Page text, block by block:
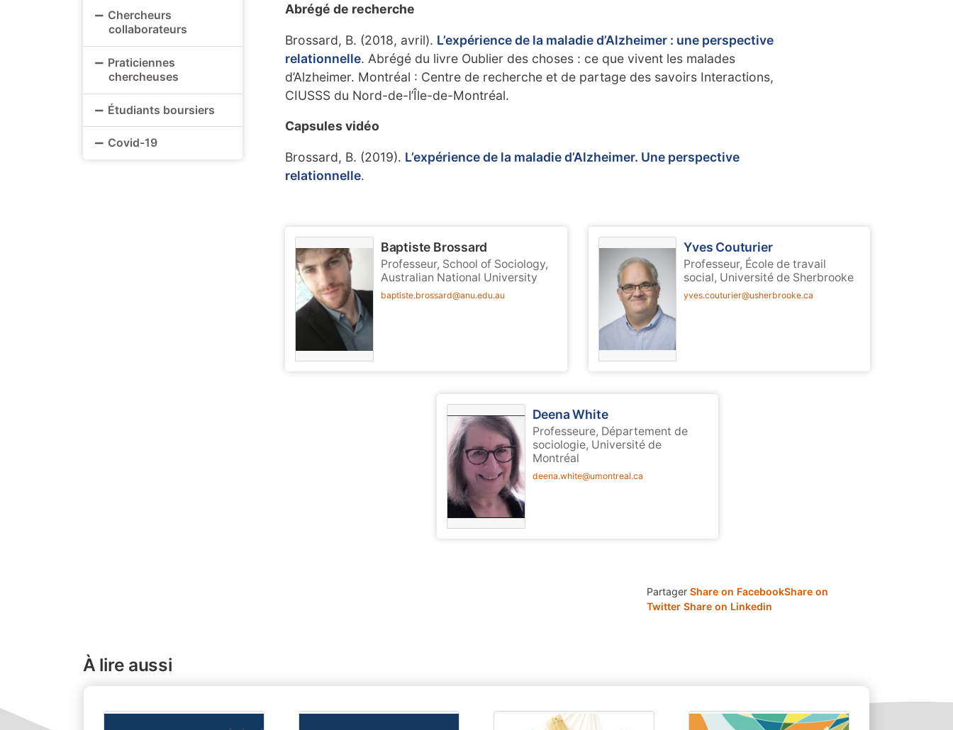
Chercheurs
collaborateurs
Praticiennes
chercheuses
Étudiants boursiers
Covid-19
Abrégé de recherche
Brossard, B. (2018, avril). L’expérience de la maladie d’Alzheimer : une perspective
relationnelle. Abrégé du livre Oublier des choses : ce que vivent les malades
d’Alzheimer. Montréal : Centre de recherche et de partage des savoirs Interactions,
CIUSSS du Nord-de-l’Île-de-Montréal.
Capsules vidéo
Brossard, B. (2019). L’expérience de la maladie d’Alzheimer. Une perspective
relationnelle.
Baptiste Brossard
Professeur, School of Sociology,
Australian National University
baptiste.brossard@anu.edu.au
Yves Couturier
Professeur, École de travail
social, Université de Sherbrooke
yves.couturier@usherbrooke.ca
Deena White
Professeure, Département de
sociologie, Université de
Montréal
deena.white@umontreal.ca
Partager Share on FacebookShare on
Twitter Share on Linkedin
À lire aussi